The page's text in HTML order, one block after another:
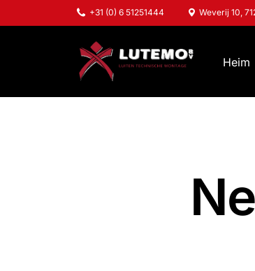
+31 (0) 6 51251444 Weverij 10,
Heim